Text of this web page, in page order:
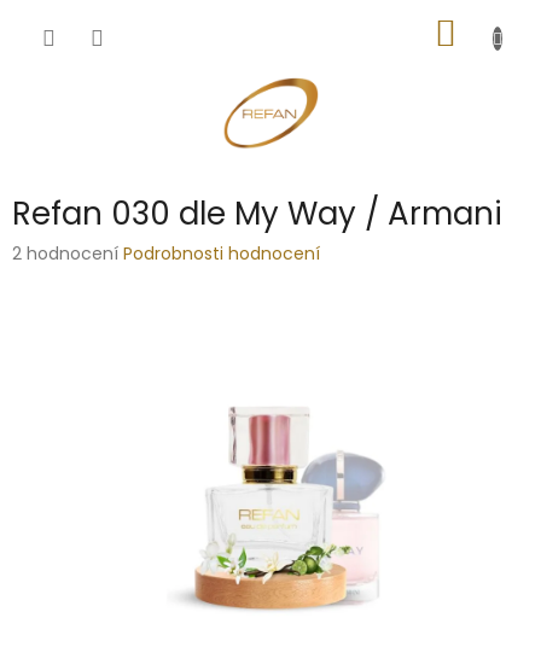
KOŠÍK
Refan 030 dle My Way / Armani
Průměrné
2 hodnocení Podrobnosti hodnocení